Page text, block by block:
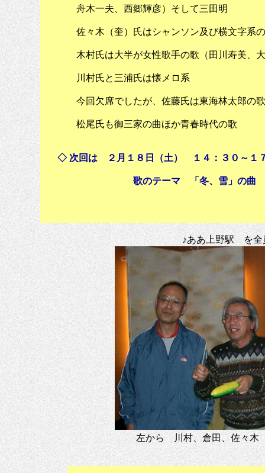
舟木一夫、西郷輝彦）そして三田明
佐々木（奎）氏はシャンソン及び横文字系の
木村氏は大半が女性歌手の歌（田川寿美、大
川村氏と三浦氏は懐メロ系
今回欠席でしたが、佐藤氏は東海林太郎の歌
松尾氏も御三家の曲ほか青春時代の歌
◇ 次回は ２月１８日（土） １４：３０～１
歌のテーマ 「冬、雪」の曲
♪ああ上野駅 を全員
左から 川村、倉田、佐々木（